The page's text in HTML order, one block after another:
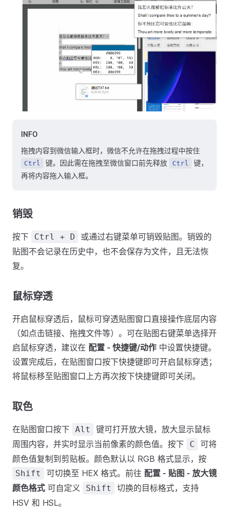
INFO
拖拽内容到微信输入框时，微信不允许在拖拽过程中按住
Ctrl 键。因此需在拖拽至微信窗口前先释放 Ctrl
键，
再将内容拖入输入框。
销毁
按下 Ctrl + D
或通过右键菜单可销毁贴图。销毁的
贴图不会记录在历史中，也不会保存为文件，且无法恢
复。
鼠标穿透
开启鼠标穿透后，鼠标可穿透贴图窗口直接操作底层内容
（如点击链接、拖拽文件等）。可在贴图右键菜单选择开
启鼠标穿透，建议在 配置 - 快捷键/动作 中设置快捷键。
设置完成后，在贴图窗口按下快捷键即可开启鼠标穿透；
将鼠标移至贴图窗口上方再次按下快捷键即可关闭。
取色
在贴图窗口按下 Alt
键可打开放大镜，放大显示鼠标
周围内容，并实时显示当前像素的颜色值。按下
C
可将
颜色值复制到剪贴板。颜色默认以 RGB 格式显示，按
Shift 可切换至 HEX 格式。前往 配置 - 贴图 - 放大镜
颜色格式 可自定义 Shift
切换的目标格式，支持
HSV 和 HSL。